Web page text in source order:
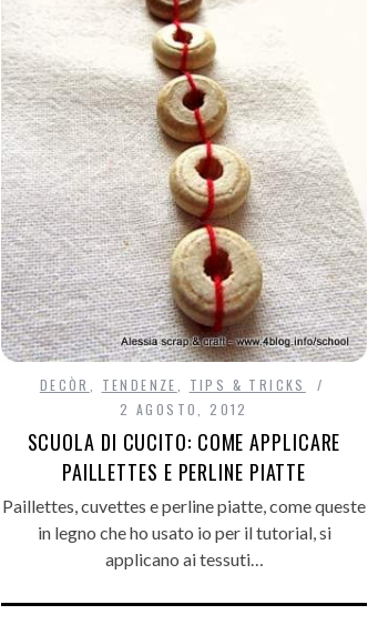
DECÒR TENDENZE
TIPS & TRICKS
2 AGOSTO, 2012
SCUOLA DI CUCITO: COME APPLICARE
PAILLETTES E PERLINE PIATTE
Paillettes, cuvettes e perline piatte, come queste
in legno che ho usato io per il tutorial, si
applicano ai tessuti…